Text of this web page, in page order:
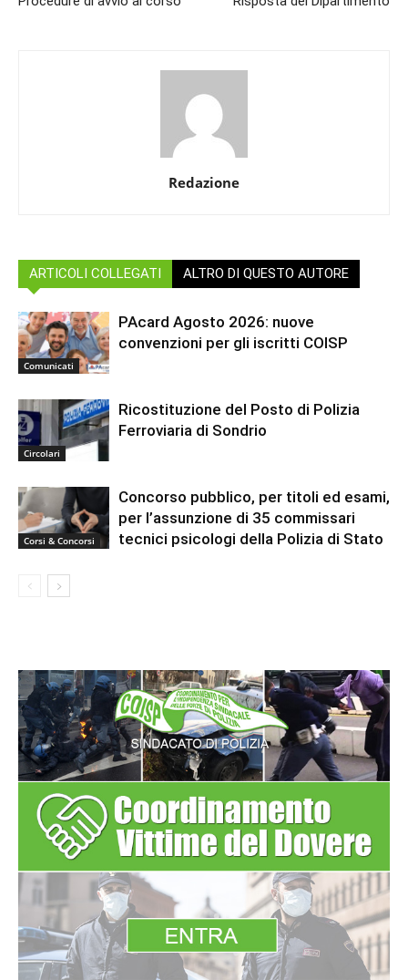
Redazione
ARTICOLI COLLEGATI ALTRO DI QUESTO AUTORE
Comunicati
PAcard Agosto 2026: nuove
convenzioni per gli iscritti COISP
Circolari
Ricostituzione del Posto di Polizia
Ferroviaria di Sondrio
Corsi & Concorsi
Concorso pubblico, per titoli ed esami,
per l’assunzione di 35 commissari
tecnici psicologi della Polizia di Stato